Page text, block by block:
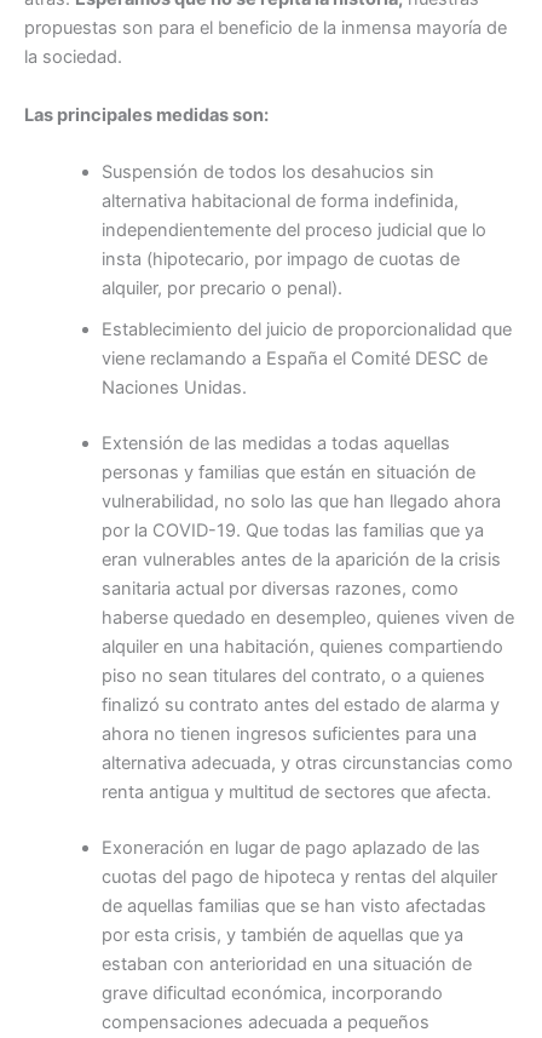
propuestas son para el beneficio de la inmensa mayoría de
la sociedad.
Las principales medidas son:
Suspensión de todos los desahucios sin
alternativa habitacional de forma indefinida,
independientemente del proceso judicial que lo
insta (hipotecario, por impago de cuotas de
alquiler, por precario o penal).
Establecimiento del juicio de proporcionalidad que
viene reclamando a España el Comité DESC de
Naciones Unidas.
Extensión de las medidas a todas aquellas
personas y familias que están en situación de
vulnerabilidad, no solo las que han llegado ahora
por la COVID-19. Que todas las familias que ya
eran vulnerables antes de la aparición de la crisis
sanitaria actual por diversas razones, como
haberse quedado en desempleo, quienes viven de
alquiler en una habitación, quienes compartiendo
piso no sean titulares del contrato, o a quienes
finalizó su contrato antes del estado de alarma y
ahora no tienen ingresos suficientes para una
alternativa adecuada, y otras circunstancias como
renta antigua y multitud de sectores que afecta.
Exoneración en lugar de pago aplazado de las
cuotas del pago de hipoteca y rentas del alquiler
de aquellas familias que se han visto afectadas
por esta crisis, y también de aquellas que ya
estaban con anterioridad en una situación de
grave dificultad económica, incorporando
compensaciones adecuada a pequeños